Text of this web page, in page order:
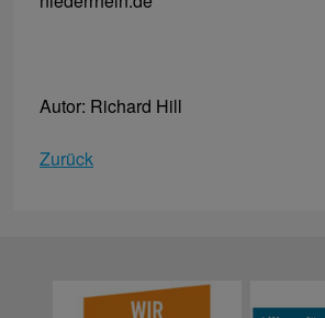
Autor: Richard Hill
Zurück